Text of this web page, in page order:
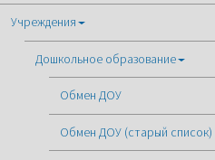
Учреждения
Дошкольное образование
Обмен ДОУ
Обмен ДОУ (старый список)